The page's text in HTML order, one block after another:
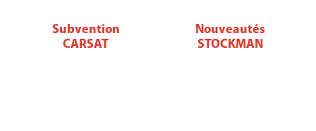
Subvention
CARSAT
Nouveautés
STOCKMAN